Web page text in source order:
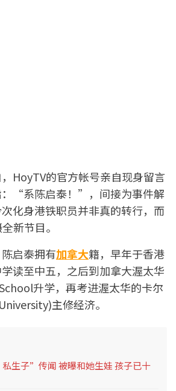
HoyTV的官方帐号亲自现身留言
：“系陈启泰！”，间接为事件解
化身港铁职员并非真的转行，而
新节目。
启泰拥有加拿大籍，早年于香港
读至中五，之后到加拿大渥太华
升学，再考进渥太华的卡尔
主修经济。
生子”传闻 被曝和她生娃 孩子已十